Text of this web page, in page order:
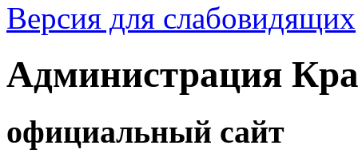
Версия для слабовидящих
Администрация
официальный сайт